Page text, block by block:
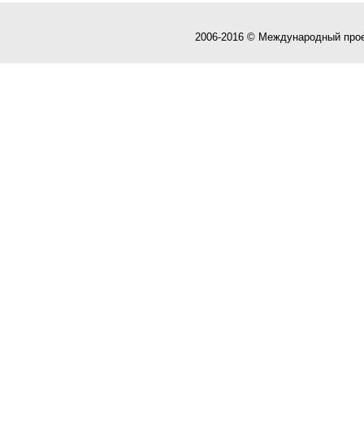
2006-2016 © Международный